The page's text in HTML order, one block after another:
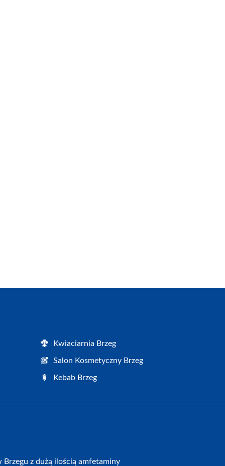
Kwiaciarnia Brzeg
Salon Kosmetyczny Brzeg
Kebab Brzeg
Brzegu z dużą ilością amfetaminy